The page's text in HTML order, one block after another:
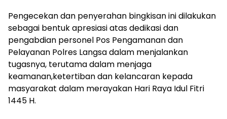
Pengecekan dan penyerahan bingkisan ini dilakukan
sebagai bentuk apresiasi atas dedikasi dan
pengabdian personel Pos Pengamanan dan
Pelayanan Polres Langsa dalam menjalankan
tugasnya, terutama dalam menjaga
keamanan,ketertiban dan kelancaran kepada
masyarakat dalam merayakan Hari Raya Idul Fitri
1445 H.